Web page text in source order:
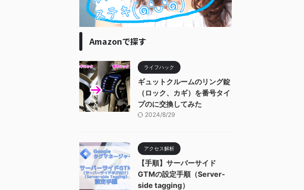
Amazonで探す
ライフハック
ギュットクルームのリング錠
（ロック、カギ）を番号タイ
プのに交換してみた
2024/8/29
アクセス解析
【手順】サーバーサイド
GTMの設定手順（Server-
side tagging）